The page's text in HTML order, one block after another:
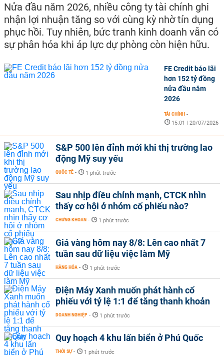
Nửa đầu năm 2026, nhiều công ty tài chính ghi
nhận lợi nhuận tăng so với cùng kỳ nhờ tín dụng
phục hồi. Tuy nhiên, bức tranh kinh doanh vẫn có
sự phân hóa khi áp lực dự phòng còn hiện hữu.
FE Credit báo lãi
hơn 152 tỷ đồng
nửa đầu năm
2026
TÀI CHÍNH -
15:01 | 20/07/2026
S&P 500 lên đỉnh mới khi thị trường lao
động Mỹ suy yếu
QUỐC TẾ - 1 phút trước
Sau nhịp điều chỉnh mạnh, CTCK nhìn
thấy cơ hội ở nhóm cổ phiếu nào?
CHỨNG KHOÁN - 1 phút trước
Giá vàng hôm nay 8/8: Lên cao nhất 7
tuần sau dữ liệu việc làm Mỹ
HÀNG HÓA - 1 phút trước
Điện Máy Xanh muốn phát hành cổ
phiếu với tỷ lệ 1:1 để tăng thanh khoản
DOANH NGHIỆP - 1 phút trước
Quy hoạch 4 khu lấn biển ở Phú Quốc
THỜI SỰ - 1 phút trước